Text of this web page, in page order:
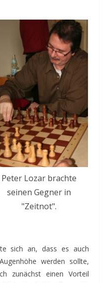
Peter Lozar brachte
seinen Gegner in
"Zeitnot".
sich an, dass es auch
werden sollte,
zunächst einen Vorteil